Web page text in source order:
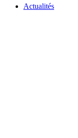
Actualités